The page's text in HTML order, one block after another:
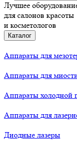
Лучшее
для салонов красоты
и косметологов
Каталог
Аппараты для
Аппараты для
Аппараты холодной
Аппараты для
Диодные лазеры